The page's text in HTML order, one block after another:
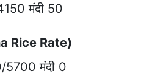
मंदी 50
Rice Rate)
5700 मंदी 0